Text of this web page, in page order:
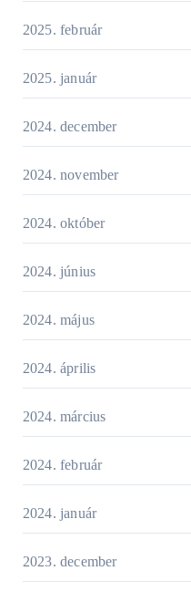
2025. február
2025. január
2024. december
2024. november
2024. október
2024. június
2024. május
2024. április
2024. március
2024. február
2024. január
2023. december